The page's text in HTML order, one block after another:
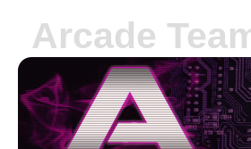
Arcade